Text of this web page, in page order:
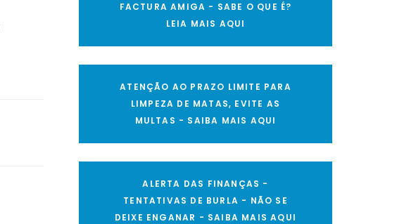
FACTURA AMIGA - SABE O QUE É?
LEIA MAIS AQUI
ATENÇÃO AO PRAZO LIMITE PARA
LIMPEZA DE MATAS, EVITE AS
MULTAS - SAIBA MAIS AQUI
ALERTA DAS FINANÇAS -
TENTATIVAS DE BURLA - NÃO SE
DEIXE ENGANAR - SAIBA MAIS AQUI